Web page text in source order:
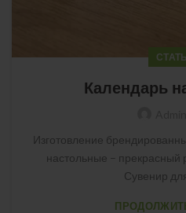
Календарь
Изготовление
настольные – прекрасный
Сувенир для